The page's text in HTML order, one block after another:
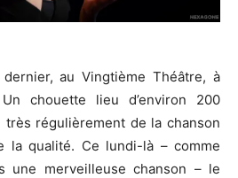
au Vingtième Théâtre, à
chouette lieu d’environ 200
très régulièrement de la chanson
la qualité. Ce lundi-là – comme
une merveilleuse chanson – le